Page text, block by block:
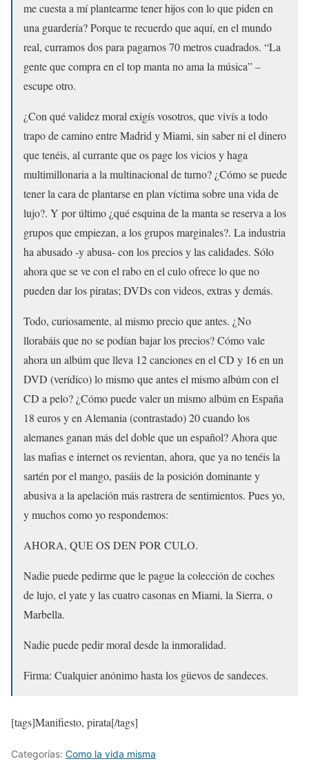
me cuesta a mí plantearme tener hijos con lo que piden en
una guardería? Porque te recuerdo que aquí, en el mundo
real, curramos dos para pagarnos 70 metros cuadrados. “La
gente que compra en el top manta no ama la música” –
escupe otro.
¿Con qué validez moral exigís vosotros, que vivís a todo
trapo de camino entre Madrid y Miami, sin saber ni el dinero
que tenéis, al currante que os page los vicios y haga
multimillonaria a la multinacional de turno? ¿Cómo se puede
tener la cara de plantarse en plan víctima sobre una vida de
lujo?. Y por último ¿qué esquina de la manta se reserva a los
grupos que empiezan, a los grupos marginales?. La industria
ha abusado -y abusa- con los precios y las calidades. Sólo
ahora que se ve con el rabo en el culo ofrece lo que no
pueden dar los piratas; DVDs con videos, extras y demás.
Todo, curiosamente, al mismo precio que antes. ¿No
llorabáis que no se podían bajar los precios? Cómo vale
ahora un albúm que lleva 12 canciones en el CD y 16 en un
DVD (verídico) lo mismo que antes el mismo albúm con el
CD a pelo? ¿Cómo puede valer un mismo albúm en España
18 euros y en Alemania (contrastado) 20 cuando los
alemanes ganan más del doble que un español? Ahora que
las mafias e internet os revientan, ahora, que ya no tenéis la
sartén por el mango, pasáis de la posición dominante y
abusiva a la apelación más rastrera de sentimientos. Pues yo,
y muchos como yo respondemos:
AHORA, QUE OS DEN POR CULO.
Nadie puede pedirme que le pague la colección de coches
de lujo, el yate y las cuatro casonas en Miami, la Sierra, o
Marbella.
Nadie puede pedir moral desde la inmoralidad.
Firma: Cualquier anónimo hasta los güevos de sandeces.
[tags]Manifiesto, pirata[/tags]
Categorías: Como la vida misma